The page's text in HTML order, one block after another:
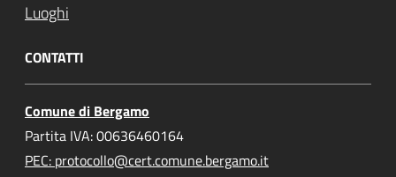
Luoghi
CONTATTI
Comune di Bergamo
Partita IVA: 00636460164
PEC: protocollo@cert.comune.bergamo.it